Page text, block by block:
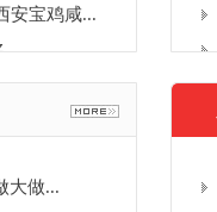
安宝鸡咸...
大做...